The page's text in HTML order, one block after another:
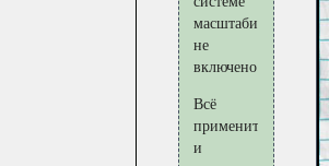
масштабирование
не
включено
Всё
применить
и